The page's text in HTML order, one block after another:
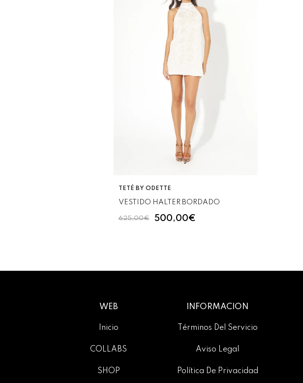
VENDEDOR:
TETÉ BY ODETTE
VESTIDO HALTER BORDADO
625,00€ 500,00€
WEB
Inicio
COLLABS
SHOP
INFORMACIÓN
Términos Del Servicio
Aviso Legal
Política De Privacidad